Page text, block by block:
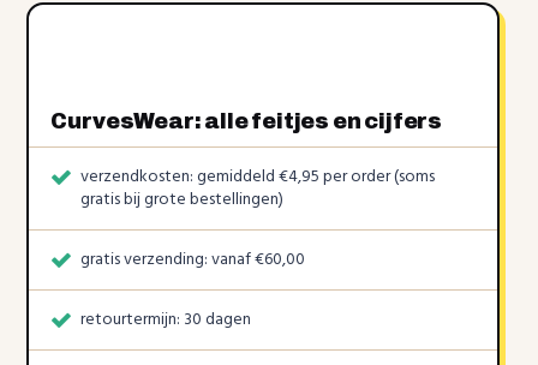
CurvesWear: alle feitjes en cijfers
verzendkosten: gemiddeld €4,95 per order (soms
gratis bij grote bestellingen)
gratis verzending: vanaf €60,00
retourtermijn: 30 dagen